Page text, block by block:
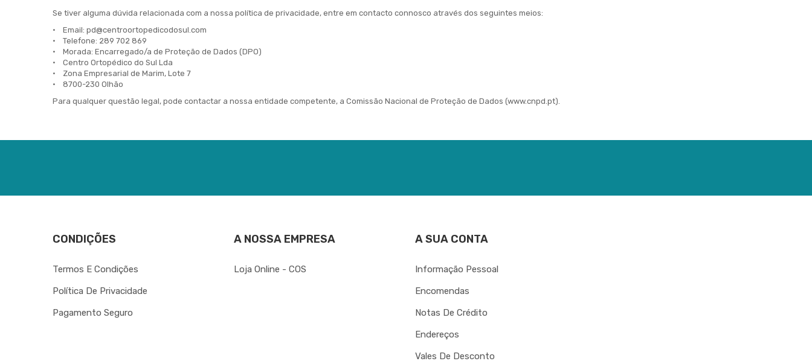
Se tiver alguma dúvida relacionada com a nossa política de privacidade, entre em contacto connosco através dos seguintes meios:
• Email: pd@centroortopedicodosul.com
• Telefone: 289 702 869
• Morada: Encarregado/a de Proteção de Dados (DPO)
• Centro Ortopédico do Sul Lda
• Zona Empresarial de Marim, Lote 7
• 8700-230 Olhão
Para qualquer questão legal, pode contactar a nossa entidade competente, a Comissão Nacional de Proteção de Dados (www.cnpd.pt).
CONDIÇÕES
Termos E Condições
Política De Privacidade
Pagamento Seguro
A NOSSA EMPRESA
Loja Online - COS
A SUA CONTA
Informação Pessoal
Encomendas
Notas De Crédito
Endereços
Vales De Desconto